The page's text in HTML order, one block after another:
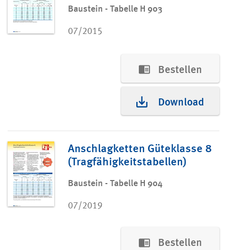
Baustein - Tabelle H 903
07/2015
Bestellen
Download
Anschlagketten Güteklasse 8
(Tragfähigkeitstabellen)
Baustein - Tabelle H 904
07/2019
Bestellen